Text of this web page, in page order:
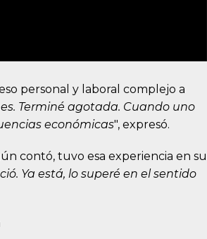
personal y laboral complejo a
Terminé agotada. Cuando uno
económicas", expresó.
contó, tuvo esa experiencia en su
Ya está, lo superé en el sentido